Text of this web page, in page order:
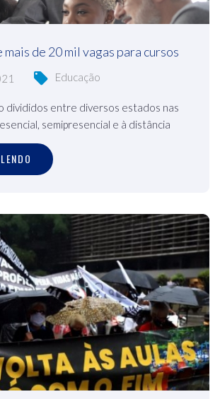
de 20 mil vagas para cursos
Educação
divididos entre diversos estados nas
semipresencial e à distância